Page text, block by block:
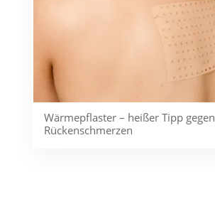
Wärmepflaster – heißer Tipp gegen
Rückenschmerzen